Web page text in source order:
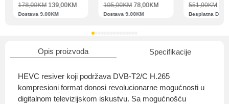
178,00KM 139,00KM
Dostava 9.00KM
105,00KM 78,00KM
Dostava 9.00KM
551,00KM
Besplatna
Opis proizvoda Specifikacije
HEVC resiver koji podržava DVB-T2/C H.265
kompresioni format donosi revolucionarne mogućnosti u
digitalnom televizijskom iskustvu. Sa mogućnošću
Privatnost kupca